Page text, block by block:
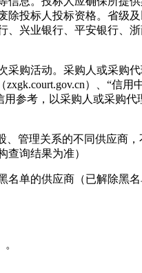
除投标人投标资格。省级
、兴业银行、平安银行、
采购活动。采购人或采购
）、“信用
用参考，以采购人或采购
、管理关系的不同供应商
询结果为准）
单的供应商（已解除黑名